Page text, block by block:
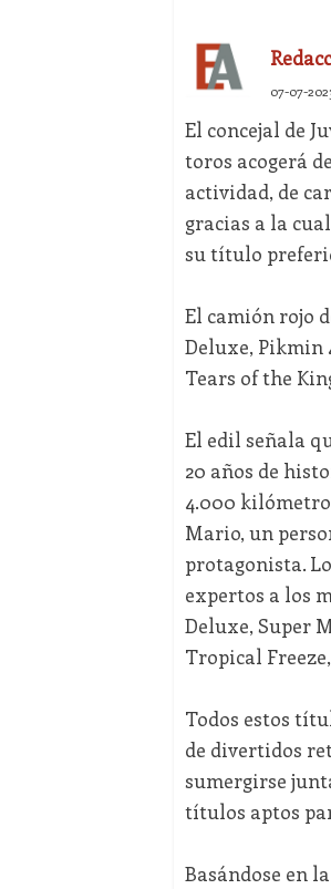
07-07-
El concejal de
toros acogerá
actividad, de
gracias a la
su título
El camión rojo
Deluxe, Pikmin
Tears of the
El edil señala
20 años de
4.000
Mario, un
protagonista.
expertos a los
Deluxe, Super
Tropical
Todos estos
de divertidos
sumergirse
títulos aptos
Basándose en